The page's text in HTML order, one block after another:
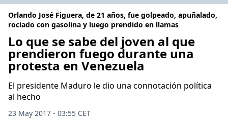
Orlando José Figuera, de 21 años, fue golpeado, apuñalado,
rociado con gasolina y luego prendido en llamas
Lo que se sabe del joven al que
prendieron fuego durante una
protesta en Venezuela
El presidente Maduro le dio una connotación política
al hecho
23 May 2017 - 03:55 CET